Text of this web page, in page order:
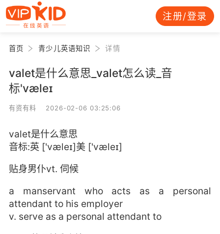
注册/登录
首页 青少儿英语知识 详情
valet是什么意思_valet怎么读_音
标'væleɪ
有资有料 2026-02-06 03:25:06
valet是什么意思
音标:英 ['væleɪ]美 ['væleɪ]
贴身男仆vt. 伺候
a manservant who acts as a personal
attendant to his employer
v. serve as a personal attendant to